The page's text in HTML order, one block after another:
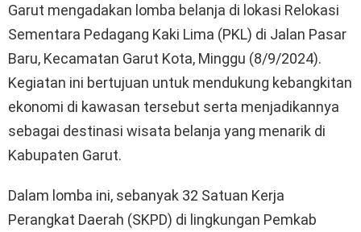
Garut mengadakan lomba belanja di lokasi Relokasi
Sementara Pedagang Kaki Lima (PKL) di Jalan Pasar
Baru, Kecamatan Garut Kota, Minggu (8/9/2024).
Kegiatan ini bertujuan untuk mendukung kebangkitan
ekonomi di kawasan tersebut serta menjadikannya
sebagai destinasi wisata belanja yang menarik di
Kabupaten Garut.
Dalam lomba ini, sebanyak 32 Satuan Kerja
Perangkat Daerah (SKPD) di lingkungan Pemkab